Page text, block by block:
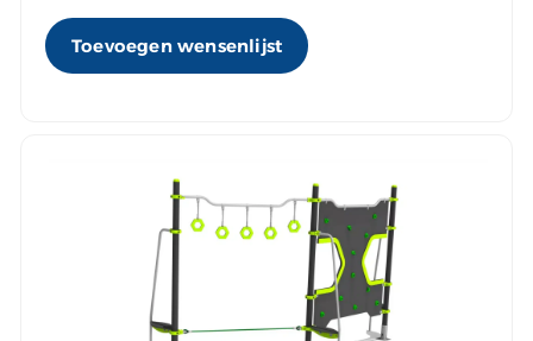
Toevoegen wensenlijst